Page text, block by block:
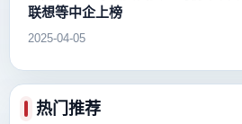
联想等中企上榜
2025-04-05
热门推荐